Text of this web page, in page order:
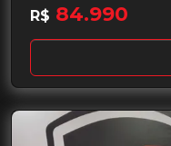
R$ 84.990